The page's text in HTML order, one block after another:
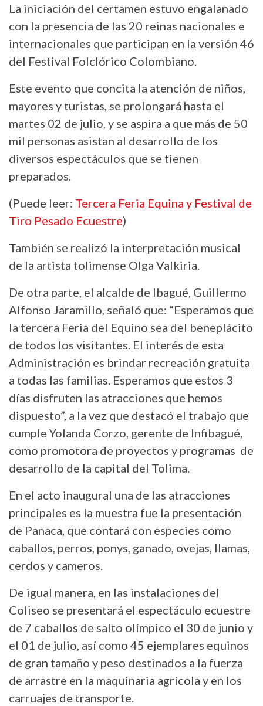
La iniciación del certamen estuvo engalanado
con la presencia de las 20 reinas nacionales e
internacionales que participan en la versión 46
del Festival Folclórico Colombiano.
Este evento que concita la atención de niños,
mayores y turistas, se prolongará hasta el
martes 02 de julio, y se aspira a que más de 50
mil personas asistan al desarrollo de los
diversos espectáculos que se tienen
preparados.
(Puede leer: Tercera Feria Equina y Festival de
Tiro Pesado Ecuestre)
También se realizó la interpretación musical
de la artista tolimense Olga Valkiria.
De otra parte, el alcalde de Ibagué, Guillermo
Alfonso Jaramillo, señaló que: “Esperamos que
la tercera Feria del Equino sea del beneplácito
de todos los visitantes. El interés de esta
Administración es brindar recreación gratuita
a todas las familias. Esperamos que estos 3
días disfruten las atracciones que hemos
dispuesto”, a la vez que destacó el trabajo que
cumple Yolanda Corzo, gerente de Infibagué,
como promotora de proyectos y programas de
desarrollo de la capital del Tolima.
En el acto inaugural una de las atracciones
principales es la muestra fue la presentación
de Panaca, que contará con especies como
caballos, perros, ponys, ganado, ovejas, llamas,
cerdos y cameros.
De igual manera, en las instalaciones del
Coliseo se presentará el espectáculo ecuestre
de 7 caballos de salto olímpico el 30 de junio y
el 01 de julio, así como 45 ejemplares equinos
de gran tamaño y peso destinados a la fuerza
de arrastre en la maquinaria agrícola y en los
carruajes de transporte.